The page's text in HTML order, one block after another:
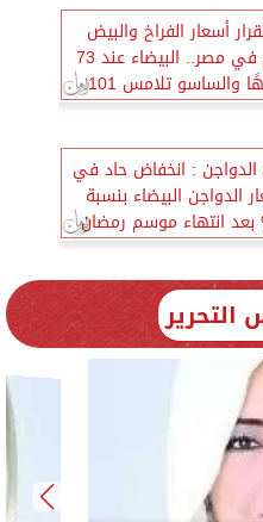
أسعار الفراخ والبيض
اليوم في مصر.. البيضاء عند 73
والساسو تلامس 101
: انخفاض حاد في
الدواجن البيضاء بنسبة